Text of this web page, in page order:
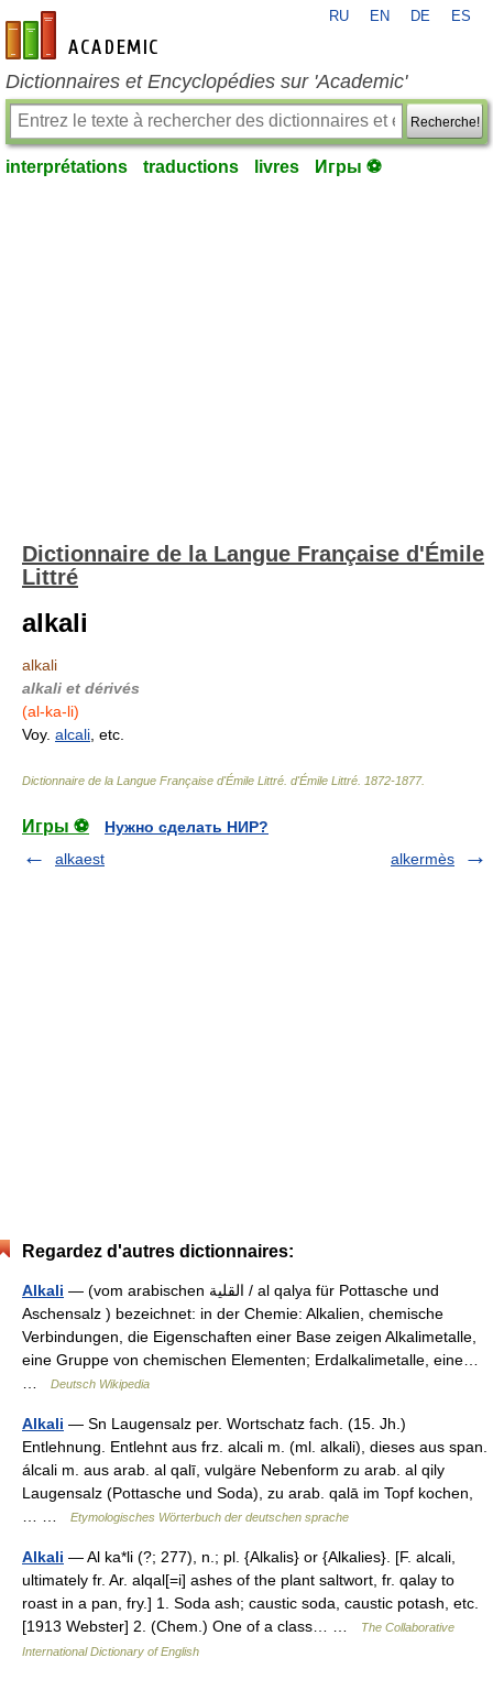
fr-academic.com
RU EN DE ES
Dictionnaires et Encyclopédies sur 'Academic'
Recherche!
interprétations traductions livres Игры ⚽
Dictionnaire de la Langue Française d'Émile
Littré
alkali
alkali
alkali et dérivés
(al-ka-li)
Voy. alcali , etc.
Dictionnaire de la Langue Française d'Émile Littré d'Émile Littré 1872-1877.
Игры ⚽
Нужно сделать НИР?
alkaest
alkermès
Regardez d'autres dictionnaires:
Alkali — (vom arabischen ‏القلية‎ / al qalya für Pottasche und
Aschensalz ) bezeichnet: in der Chemie: Alkalien, chemische
Verbindungen, die Eigenschaften einer Base zeigen Alkalimetalle,
eine Gruppe von chemischen Elementen; Erdalkalimetalle, eine…
Deutsch Wikipedia
Alkali — Sn Laugensalz per. Wortschatz fach. (15. Jh.)
Entlehnung. Entlehnt aus frz. alcali m. (ml. alkali), dieses aus span.
álcali m. aus arab. al qalī, vulgäre Nebenform zu arab. al qily
Laugensalz (Pottasche und Soda), zu arab. qalā im Topf kochen,
Etymologisches Wörterbuch der deutschen sprache
Alkali — Al ka*li (?; 277), n.; pl. {Alkalis} or {Alkalies}. [F. alcali,
ultimately fr. Ar. alqal[=i] ashes of the plant saltwort, fr. qalay to
roast in a pan, fry.] 1. Soda ash; caustic soda, caustic potash, etc.
[1913 Webster] 2. (Chem.) One of a class… …
The Collaborative
International Dictionary of English